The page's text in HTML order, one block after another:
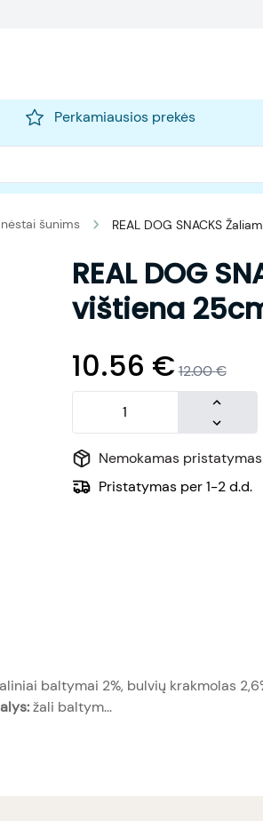
Perkamiausios prekės
šunims REAL DOG SNACKS
REAL DOG
vištiena
10.56 € 12.00€
Nemokamas
Pristatymas per 1-2 d.d.
baltymai 2%, bulvių krakmolas
žali baltym...